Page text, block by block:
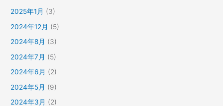
2025年1月 (3)
2024年12月 (5)
2024年8月 (3)
2024年7月 (5)
2024年6月 (2)
2024年5月 (9)
2024年3月 (2)